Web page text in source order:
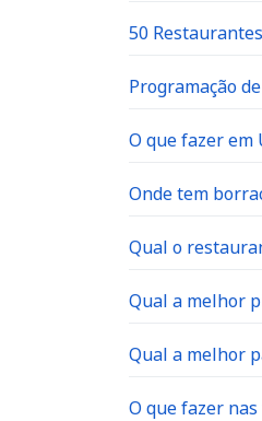
50
Programação
O que fazer em
Onde tem
Qual o
Qual a melhor
Qual a melhor
O que fazer